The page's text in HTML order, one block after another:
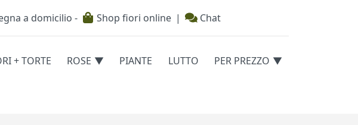
a domicilio - Shop fiori online | Chat
+ TORTE ROSE PIANTE LUTTO PER PREZZO